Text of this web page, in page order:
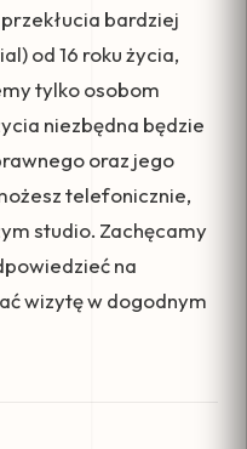
bardziej
od 16 roku życia,
tylko osobom
niezbędna będzie
oraz jego
telefonicznie,
studio. Zachęcamy
na
wizytę w dogodnym